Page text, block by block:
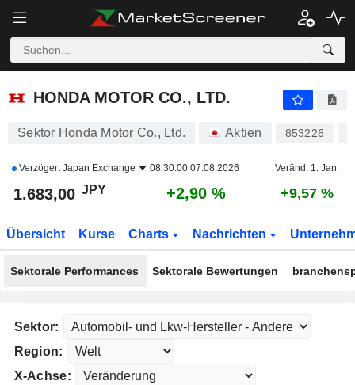
HONDA MOTOR CO., LTD.
HONDA MOTOR CO., LTD.
Sektor Honda Motor Co., Ltd. Aktien 853226
VerzögertJapan Exchange 08:30:00 07.08.2026 Veränd. 1. Jan.
1.683,00 JPY +2,90 % +9,57 %
Übersicht Kurse Charts Nachrichten
Sektorale Performances Sektorale Bewertungen
Sektor:
Region:
X-Achse: